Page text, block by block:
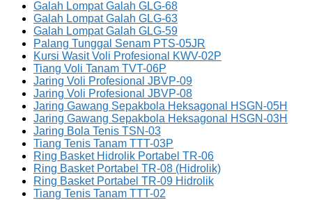
Galah Lompat Galah GLG-68
Galah Lompat Galah GLG-63
Galah Lompat Galah GLG-59
Palang Tunggal Senam PTS-05JR
Kursi Wasit Voli Profesional KWV-02P
Tiang Voli Tanam TVT-06P
Jaring Voli Profesional JBVP-09
Jaring Voli Profesional JBVP-08
Jaring Gawang Sepakbola Heksagonal HSGN-05H
Jaring Gawang Sepakbola Heksagonal HSGN-03H
Jaring Bola Tenis TSN-03
Tiang Tenis Tanam TTT-03P
Ring Basket Hidrolik Portabel TR-06
Ring Basket Portabel TR-08 (Hidrolik)
Ring Basket Portabel TR-09 Hidrolik
Tiang Tenis Tanam TTT-02